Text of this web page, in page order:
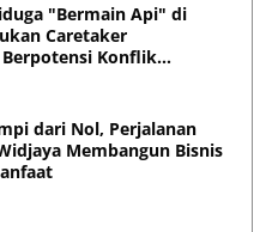
"Bermain Api" di
Caretaker
Konflik
dari Nol, Perjalanan
Membangun Bisnis